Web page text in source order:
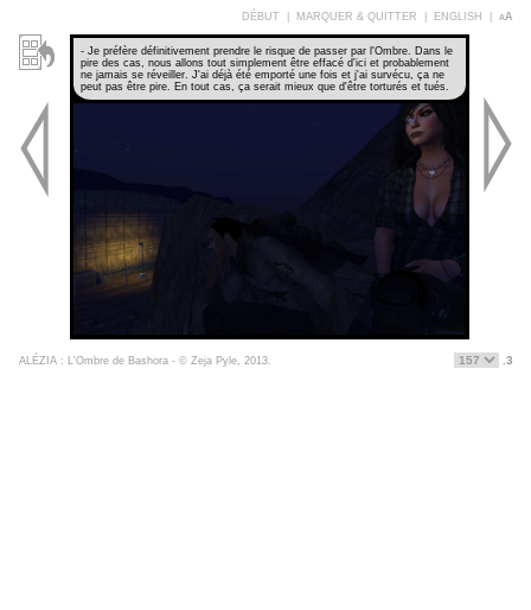
DÉBUT MARQUER & QUITTER ENGLISH aA
- Je préfère définitivement prendre le risque de passer par l'Ombre. Dans le
pire des cas, nous allons tout simplement être effacé d'ici et probablement
ne jamais se réveiller. J'ai déjà été emporté une fois et j'ai survécu, ça ne
peut pas être pire. En tout cas, ça serait mieux que d'être torturés et tués.
ALÉZIA : L'Ombre de Bashora - © Zeja Pyle, 2013. .3